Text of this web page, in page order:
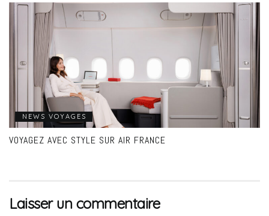
NEWS VOYAGES
VOYAGEZ AVEC STYLE SUR AIR FRANCE
Laisser un commentaire